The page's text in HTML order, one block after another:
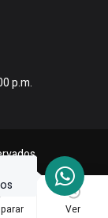
Ver
p.m.